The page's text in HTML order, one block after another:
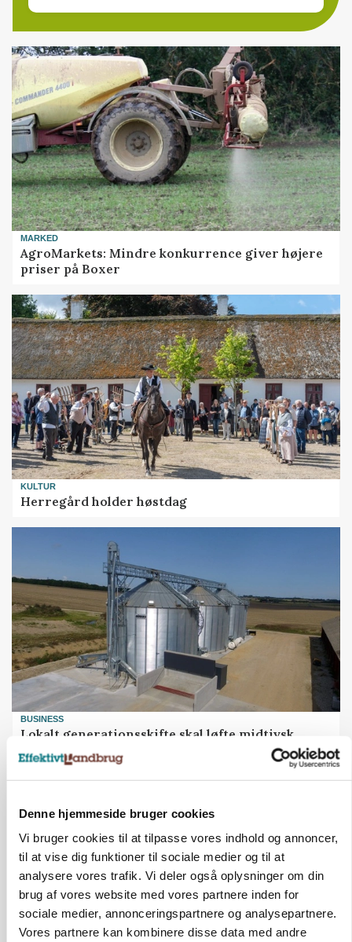
Denne hjemmeside bruger cookies
Vi bruger cookies til at tilpasse vores indhold og annoncer,
til at vise dig funktioner til sociale medier og til at
analysere vores trafik. Vi deler også oplysninger om din
brug af vores website med vores partnere inden for
sociale medier, annonceringspartnere og analysepartnere.
Vores partnere kan kombinere disse data med andre
MARKED
AgroMarkets: Mindre konkurrence giver højere
priser på Boxer
KULTUR
Herregård holder høstdag
BUSINESS
Lokalt generationsskifte skal løfte midtjysk
siloimportør i Norden
Annonce
Loading...